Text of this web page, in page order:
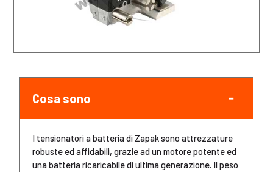
Cosa sono
I tensionatori a batteria di Zapak sono attrezzature
robuste ed affidabili, grazie ad un motore potente ed
una batteria ricaricabile di ultima generazione. Il peso